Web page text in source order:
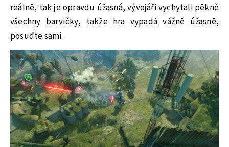
reálně, tak je opravdu úžasná, vývojáři vychytali pěkně
všechny barvičky, takže hra vypadá vážně úžasně,
posuďte sami.